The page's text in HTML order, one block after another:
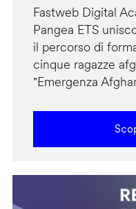
Fastweb Digital
Pangea ETS
il percorso di
cinque ragazze
"Emergenza